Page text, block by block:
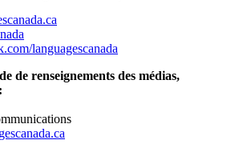
languagescanada
de renseignements des médias,